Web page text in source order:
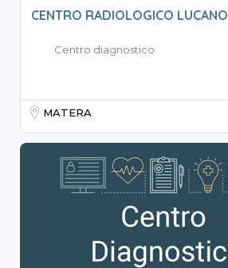
CENTRO RADIOLOGICO LUCANO
Centro diagnostico
MATERA